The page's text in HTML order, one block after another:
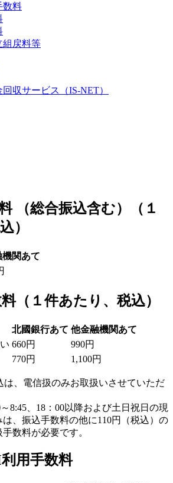
数料
組戻料等
収サービス（IS-NET）
（総合振込含む）（１
）
関あて
（１件あたり、税込）
北國銀行あて 他金融機関あて
660円
990円
770円 1,100円
は、電信扱のみお取扱いさせていただ
～8:45、18：00以降および土日祝日の現
、振込手数料の他に110円（税込）の
数料が必要です。
用手数料